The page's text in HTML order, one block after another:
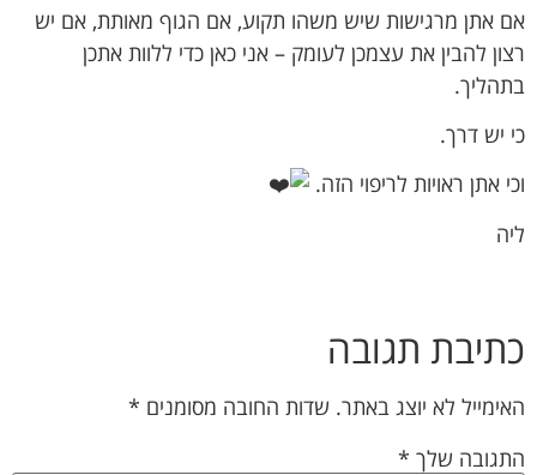
אם אתן מרגישות שיש משהו תקוע, אם הגוף מאותת, אם יש
רצון להבין את עצמכן לעומק – אני כאן כדי ללוות אתכן
בתהליך.
כי יש דרך.
וכי אתן ראויות לריפוי הזה.
ליה
כתיבת תגובה
האימייל לא יוצג באתר. שדות החובה מסומנים *
התגובה שלך *